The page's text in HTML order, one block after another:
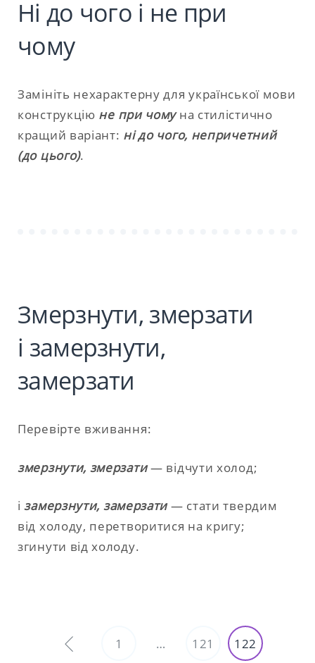
Ні до чого і не при
чому
Замініть нехарактерну для української мови
конструкцію не при чомуна стилістично
кращий варіант: ні до чого, непричетний
(до цього).
Змерзнути, змерзати
і замерзнути,
замерзати
Перевірте вживання:
змерзнути, змерзати— відчути холод;
ізамерзнути, замерзати— стати твердим
від холоду, перетворитися на кригу;
згинути від холоду.
Навігація1 … 121 122